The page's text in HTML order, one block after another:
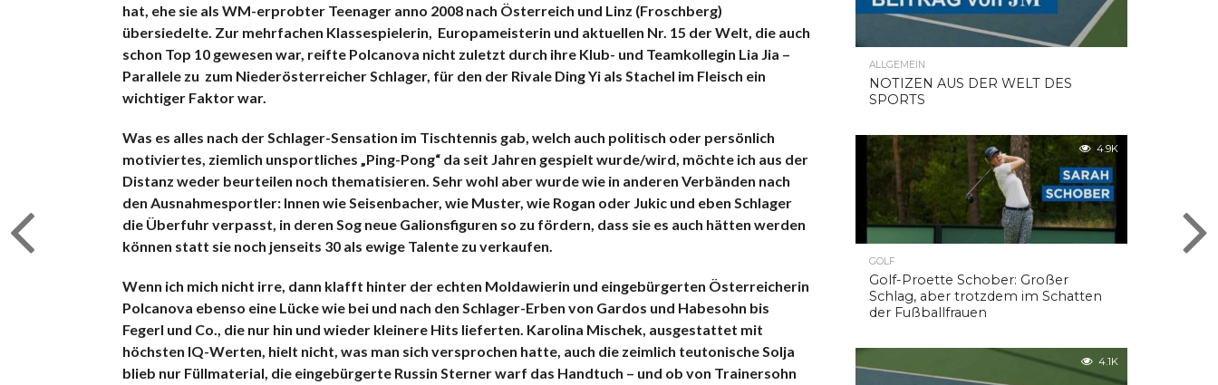
hat, ehe sie als WM-erprobter Teenager anno 2008 nach Österreich und Linz (Froschberg)
übersiedelte. Zur mehrfachen Klassespielerin, Europameisterin und aktuellen Nr. 15 der Welt, die auch
schon Top 10 gewesen war, reifte Polcanova nicht zuletzt durch ihre Klub- und Teamkollegin Lia Jia –
Parallele zu zum Niederösterreicher Schlager, für den der Rivale Ding Yi als Stachel im Fleisch ein
wichtiger Faktor war.
Was es alles nach der Schlager-Sensation im Tischtennis gab, welch auch politisch oder persönlich
motiviertes, ziemlich unsportliches „Ping-Pong“ da seit Jahren gespielt wurde/wird, möchte ich aus der
Distanz weder beurteilen noch thematisieren. Sehr wohl aber wurde wie in anderen Verbänden nach
den Ausnahmesportler: Innen wie Seisenbacher, wie Muster, wie Rogan oder Jukic und eben Schlager
die Überfuhr verpasst, in deren Sog neue Galionsfiguren so zu fördern, dass sie es auch hätten werden
können statt sie noch jenseits 30 als ewige Talente zu verkaufen.
Wenn ich mich nicht irre, dann klafft hinter der echten Moldawierin und eingebürgerten Österreicherin
Polcanova ebenso eine Lücke wie bei und nach den Schlager-Erben von Gardos und Habesohn bis
Fegerl und Co., die nur hin und wieder kleinere Hits lieferten. Karolina Mischek, ausgestattet mit
höchsten IQ-Werten, hielt nicht, was man sich versprochen hatte, auch die zeimlich teutonische Solja
blieb nur Füllmaterial, die eingebürgerte Russin Sterner warf das Handtuch – und ob von Trainersohn
ALLGEMEIN
NOTIZEN AUS DER WELT DES
SPORTS
4.9K
GOLF
Golf-Proette Schober: Großer
Schlag, aber trotzdem im Schatten
der Fußballfrauen
4.1K